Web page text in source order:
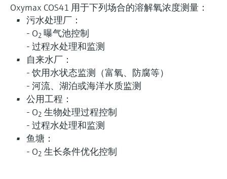
Oxymax COS41 用于下列场合的溶解氧浓度测量：
污水处理厂：
- O2 曝气池控制
- 过程水处理和监测
自来水厂：
- 饮用水状态监测（富氧、防腐等）
- 河流、湖泊或海洋水质监测
公用工程：
- O2 生物处理过程控制
- 过程水处理和监测
鱼塘：
- O2 生长条件优化控制